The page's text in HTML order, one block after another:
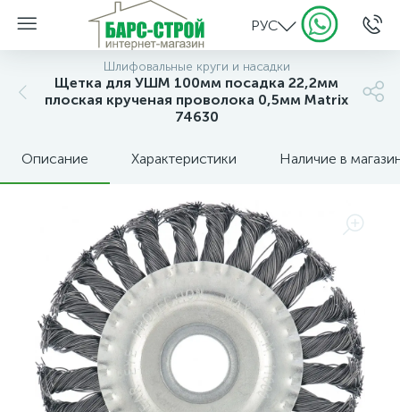
РУС
Шлифовальные круги и насадки
Щетка для УШМ 100мм посадка 22,2мм
плоская крученая проволока 0,5мм Matrix
74630
Описание Характеристики Наличие в